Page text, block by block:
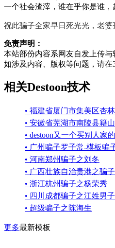
一个社会渣滓，谁在乎你是谁
祝此骗子全家早日死光光，老
免责声明：
本站部份内容系网友自发上传与
如涉及内容、版权等问题，请在
相关Destoon技术
• 福建省厦门市集美区杏
• 安徽省芜湖市南陵县籍
• destoon又一个买别人家
• 广州骗子罗子常-模板骗
• 河南郑州骗子之刘冬
• 广西壮族自治贵港之骗
• 浙江杭州骗子之杨荣秀
• 四川成都骗子之江姓男子
• 超级骗子之陈海生
更多最新模板